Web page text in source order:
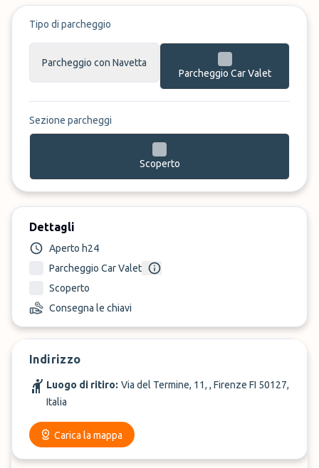
Tipo di parcheggio
Parcheggio con Navetta
Parcheggio Car Valet
Sezione parcheggi
Scoperto
Dettagli
Aperto h24
Parcheggio Car Valet
Scoperto
Consegna le chiavi
Indirizzo
Luogo di ritiro: Via del Termine, 11, , Firenze FI 50127,
Italia
Carica la mappa